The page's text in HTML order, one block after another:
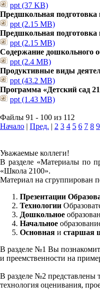
ppt (37 KB)
Предшкольная подготовка
ppt (2.15 MB)
Предшкольная подготовка
ppt (2.15 MB)
Содержание дошкольного
ppt (2.4 MB)
Продуктивные виды
ppt (43.2 MB)
Программа «Детский сад
ppt (1.43 MB)
Файлы 91 - 100 из 112
Начало | Пред. | 2 3 4 5 6 7 8 9
Уважаемые коллеги!
В разделе «Материалы по
«Школа 2100».
Материал на сгруппирован
Презентации
Технологии
Дошкольное
Начальное
Основная и старшая
В разделе №1 Вы
и преемственности на
В разделе №2 представлены
технология оценивания,